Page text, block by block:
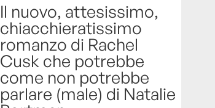
Il nuovo, attesissimo,
chiacchieratissimo
romanzo di Rachel
Cusk che potrebbe
come non potrebbe
parlare (male) di Natalie